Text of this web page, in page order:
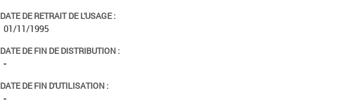
DATE DE RETRAIT DE L'USAGE :
01/11/1995
DATE DE FIN DE DISTRIBUTION :
-
DATE DE FIN D'UTILISATION :
-